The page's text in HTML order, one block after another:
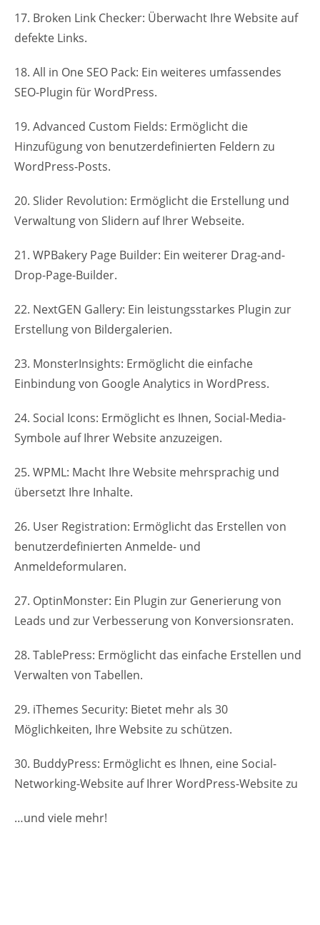
17. Broken Link Checker: Überwacht Ihre Website auf
defekte Links.
18. All in One SEO Pack: Ein weiteres umfassendes
SEO-Plugin für WordPress.
19. Advanced Custom Fields: Ermöglicht die
Hinzufügung von benutzerdefinierten Feldern zu
WordPress-Posts.
20. Slider Revolution: Ermöglicht die Erstellung und
Verwaltung von Slidern auf Ihrer Webseite.
21. WPBakery Page Builder: Ein weiterer Drag-and-
Drop-Page-Builder.
22. NextGEN Gallery: Ein leistungsstarkes Plugin zur
Erstellung von Bildergalerien.
23. MonsterInsights: Ermöglicht die einfache
Einbindung von Google Analytics in WordPress.
24. Social Icons: Ermöglicht es Ihnen, Social-Media-
Symbole auf Ihrer Website anzuzeigen.
25. WPML: Macht Ihre Website mehrsprachig und
übersetzt Ihre Inhalte.
26. User Registration: Ermöglicht das Erstellen von
benutzerdefinierten Anmelde- und
Anmeldeformularen.
27. OptinMonster: Ein Plugin zur Generierung von
Leads und zur Verbesserung von Konversionsraten.
28. TablePress: Ermöglicht das einfache Erstellen und
Verwalten von Tabellen.
29. iThemes Security: Bietet mehr als 30
Möglichkeiten, Ihre Website zu schützen.
30. BuddyPress: Ermöglicht es Ihnen, eine Social-
Networking-Website auf Ihrer WordPress-Website zu
…und viele mehr!